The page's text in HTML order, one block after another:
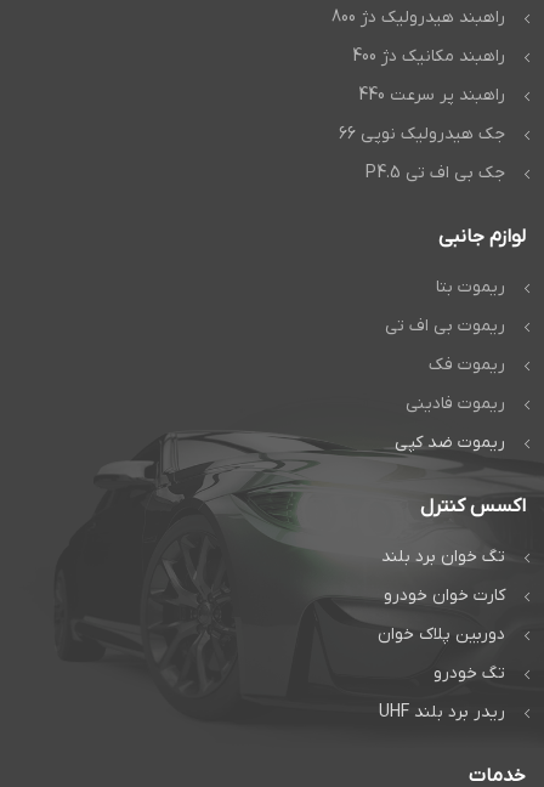
راهبند هیدرولیک دژ 800
راهبند مکانیک دژ 400
راهبند پر سرعت 440
جک هیدرولیک نوپی 66
جک بی اف تی P4.5
لوازم جانبی
ریموت بتا
ریموت بی اف تی
ریموت فک
ریموت فادینی
ریموت ضد کپی
اکسس کنترل
تگ خوان برد بلند
کارت خوان خودرو
دوربین پلاک خوان
تگ خودرو
ریدر برد بلند UHF
خدمات